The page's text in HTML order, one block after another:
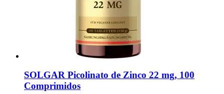
SOLGAR Picolinato de Zinco 22 mg, 100
Comprimidos